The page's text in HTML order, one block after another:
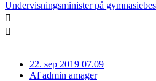
Undervisningsminister på
22. sep 2019 07.09
Afadmin amager